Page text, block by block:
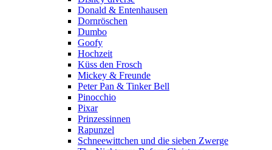
Donald & Entenhausen
Dornröschen
Dumbo
Goofy
Hochzeit
Küss den Frosch
Mickey & Freunde
Peter Pan & Tinker Bell
Pinocchio
Pixar
Prinzessinnen
Rapunzel
Schneewittchen und die sieben Zwerge